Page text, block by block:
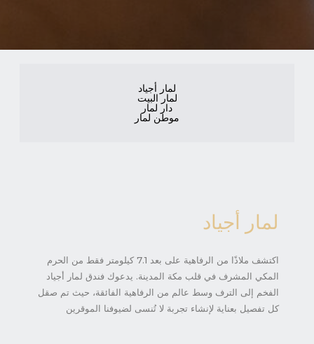
لمار أجياد
لمار البيت
دار لمار
موطن لمار
لمار أجياد
اكتشف ملاذًا من الرفاهية على بعد 7.1 كيلومتر فقط من الحرم
المكي المشرف في قلب مكة المدينة. يدعوك فندق لمار أجياد
الفخم إلى الترف وسط عالم من الرفاهية الفائقة، حيث تم صقل
كل تفصيل بعناية لإنشاء تجربة لا تُنسى لضيوفنا الموقرين